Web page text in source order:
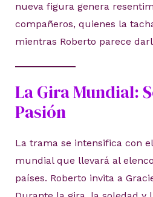
nueva figura genera
compañeros, quienes la
mientras Roberto parece
La Gira Mundial:
Pasión
La trama se intensifica con
mundial que llevará al
países. Roberto invita a